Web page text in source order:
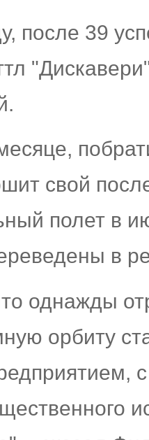
после 39
свой
полет в
в
однажды
орбиту